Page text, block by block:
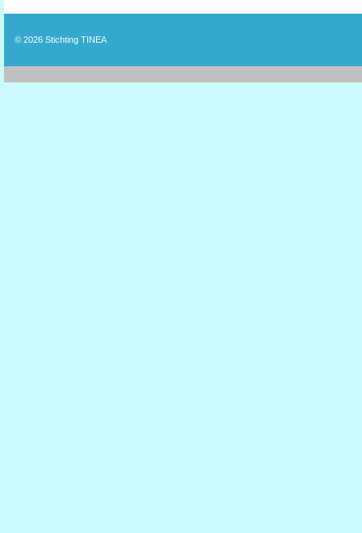
© 2026 Stichting TINEA